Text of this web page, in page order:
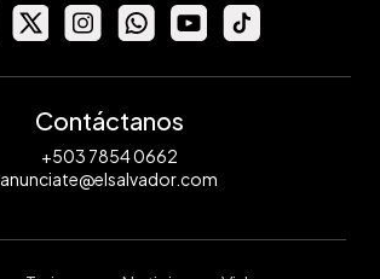
Contáctanos
+503 7854 0662
anunciate@elsalvador.com